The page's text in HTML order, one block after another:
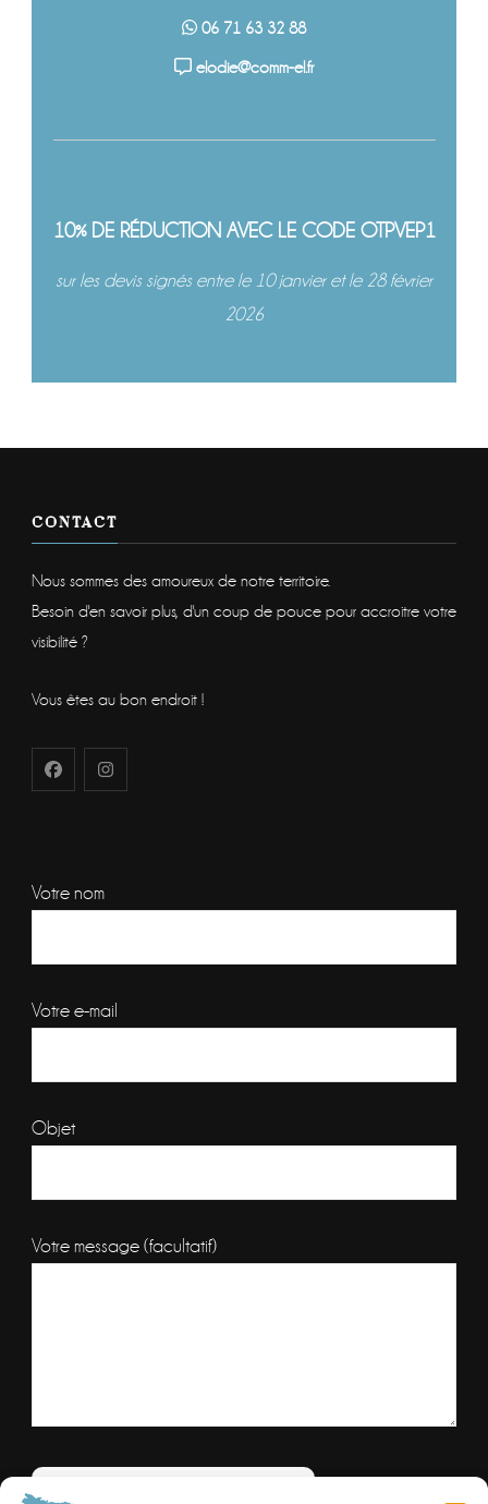
06 71 63 32 88
elodie@comm-el.fr
10% DE RÉDUCTION AVEC LE CODE OTPVEP1
sur les devis signés entre le 10 janvier et le 28 février
2026
CONTACT
Nous sommes des amoureux de notre territoire.
Besoin d'en savoir plus, d'un coup de pouce pour accroitre votre
visibilité ?
Vous êtes au bon endroit !
Votre nom
Votre e-mail
Objet
Votre message (facultatif)
Veuillez laisser ce champ vide.